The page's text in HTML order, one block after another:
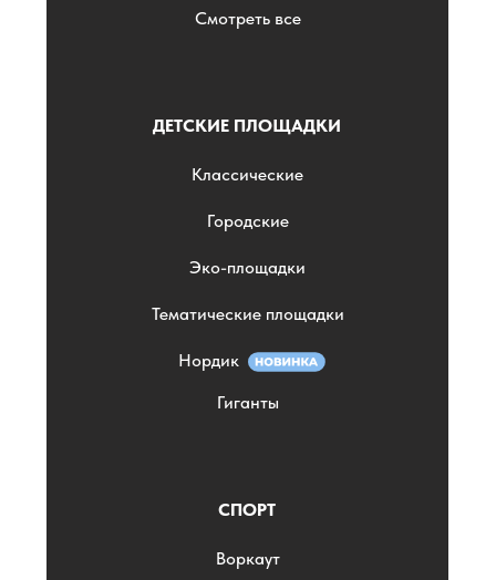
Смотреть все
ДЕТСКИЕ ПЛОЩАДКИ
Классические
Городские
Эко-площадки
Тематические площадки
Нордик
Гиганты
СПОРТ
Воркаут